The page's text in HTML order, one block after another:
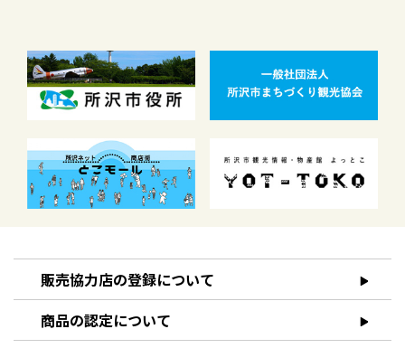
販売協力店の登録について
商品の認定について